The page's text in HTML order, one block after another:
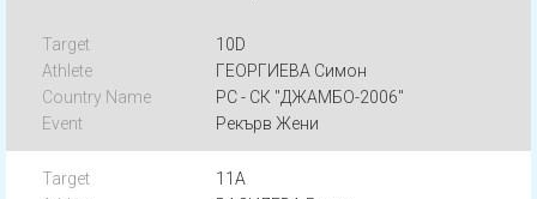
10D
ГЕОРГИЕВА Симон
РС - СК "ДЖАМБО-2006"
Рекърв Жени
11A